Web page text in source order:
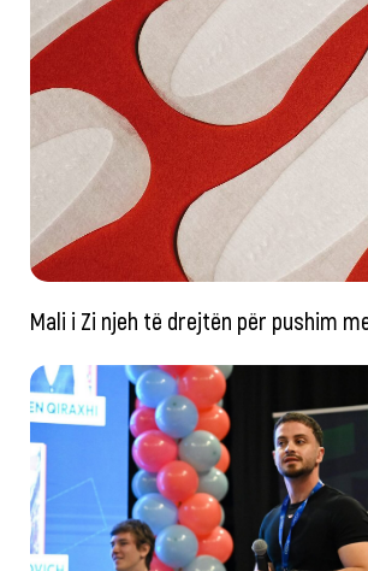
Mali i Zi njeh të drejtën për pushim